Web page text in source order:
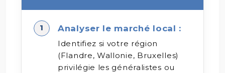
Analyser le marché local :
Identifiez si votre région
(Flandre, Wallonie, Bruxelles)
privilégie les généralistes ou